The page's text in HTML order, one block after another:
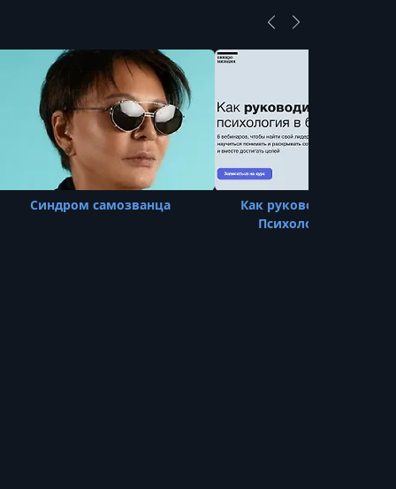
Синдром самозванца
Как руководить
Психология в